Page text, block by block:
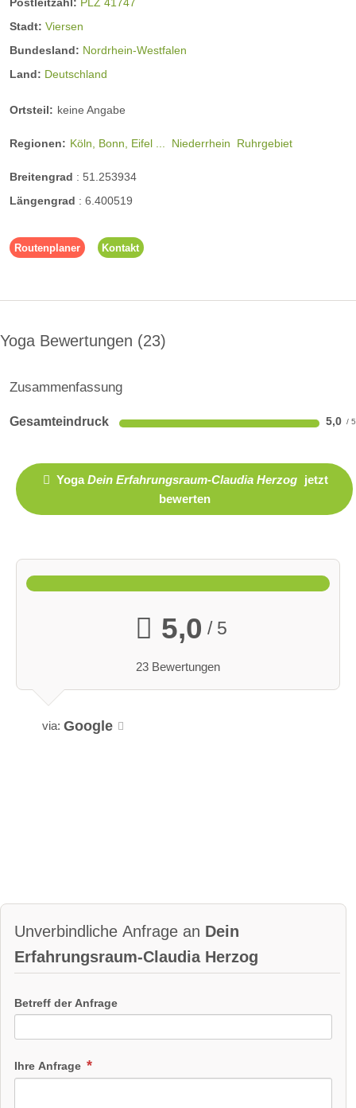
Stadt: Viersen
Bundesland: Nordrhein-Westfalen
Land: Deutschland
Ortsteil: keine Angabe
Regionen: Köln, Bonn, Eifel ... Niederrhein Ruhrgebiet
Breitengrad : 51.253934
Längengrad : 6.400519
Routenplaner Kontakt
Yoga Bewertungen 23
Zusammenfassung
Gesamteindruck 5,0
YogaDein Erfahrungsraum-Claudia Herzog jetzt
bewerten
5,0 / 5
23 Bewertungen
via: Google
Unverbindliche Anfrage an Dein
Erfahrungsraum-Claudia Herzog
Betreff der Anfrage
Ihre Anfrage